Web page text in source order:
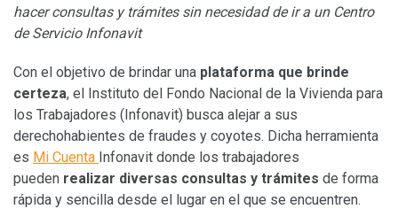
hacer consultas y trámites sin necesidad de ir a un Centro
de Servicio Infonavit
Con el objetivo de brindar una plataforma que brinde
certeza, el Instituto del Fondo Nacional de la Vivienda para
los Trabajadores (Infonavit) busca alejar a sus
derechohabientes de fraudes y coyotes. Dicha herramienta
es Mi Cuenta Infonavit donde los trabajadores
pueden realizar diversas consultas y trámites de forma
rápida y sencilla desde el lugar en el que se encuentren.